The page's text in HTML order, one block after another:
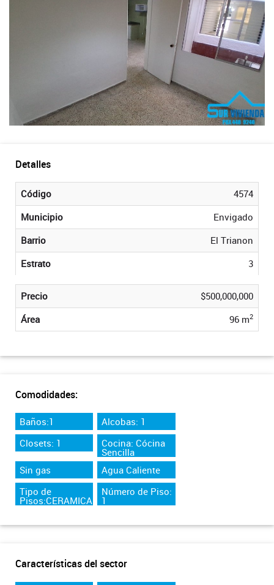
Detalles
Código
4574
Municipio
Envigado
Barrio
El Trianon
Estrato
3
Precio
$500,000,000
Área
96 m2
Comodidades:
Baños:1
Alcobas: 1
Closets: 1
Cocina: Cócina
Sencilla
Sin gas
Agua Caliente
Tipo de
Pisos:CERAMICA
Número de Piso:
1
Características del sector